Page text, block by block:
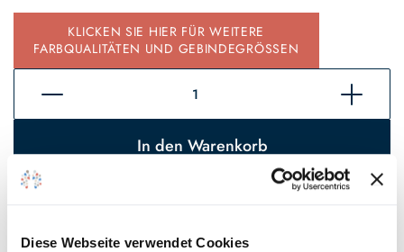
Diese Webseite verwendet Cookies
KLICKEN SIE HIER FÜR WEITERE
FARBQUALITÄTEN UND GEBINDEGRÖSSEN
In den Warenkorb
Sofort verfügbar, Lieferzeit 2 - 5 Tage*